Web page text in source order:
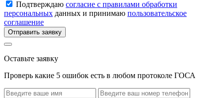
Подтверждаю согласие с правилами обработки
персональных данных и принимаю пользовательское
соглашение
Отправить заявку
Оставьте заявку
Проверь какие 5 ошибок есть в любом протоколе ГОСА